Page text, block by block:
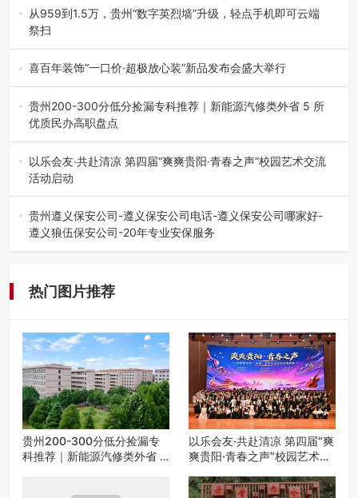
践，牢牢紧扣 “雅韵传普…
从959到1.5万，贵州“数字英烈墙”升级，轻点手机即可云端
祭扫
八一建军节到来之际，由贵州省退役军人事务厅指导，贵阳
市退役军人事务局联合贵州广电…
喜百年装饰“一口价·超极放心装”新品发布会盛大举行
2026年7月31日，喜百年装饰“一口价·超极放心装”新品发布
会在贵阳隆重举行。…
贵州200-300分低分捡漏专科推荐｜新能源汽修类外省 5 所
优质民办高职盘点
在贵州省高考志愿填报体系中，200至300分数段考生可选择
的省内工科、新能源汽车…
以乐会友·共赴清凉 第四届“爽爽贵阳·青春之声”校园艺术交流
活动启动
七月的贵阳，清风送爽，第四届“爽爽贵阳·青春之声”校园管
弦乐（合唱）艺术交流活动…
贵州遵义保安公司-遵义保安公司电话-遵义保安公司哪家好-
遵义狼伍保安公司-20年专业安保服务
热门图片推荐
贵州200-300分低分捡漏专
科推荐｜新能源汽修类外省 5
以乐会友·共赴清凉 第四届“爽
爽贵阳·青春之声”校园艺术交